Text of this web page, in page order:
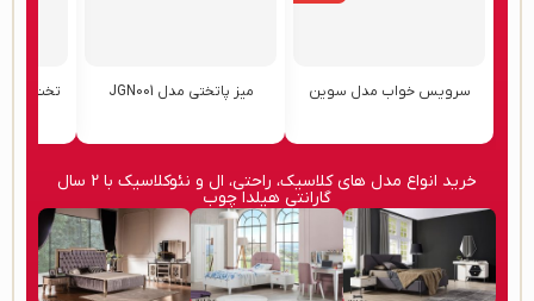
سرویس خواب مدل سوین میز پاتختی مدل JGN001 تخت
خرید انواع مدل های کلاسیک، راحتی، ال و نئوکلاسیک با 2 سال
گارانتی هیلدا چوب